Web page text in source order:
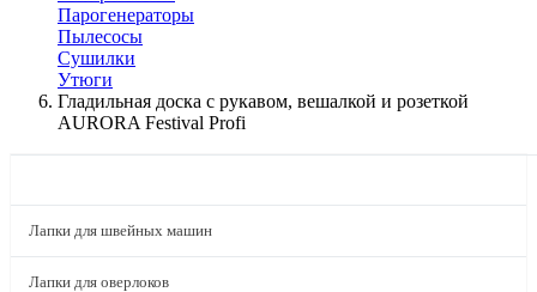
Парогенераторы
Пылесосы
Сушилки
Утюги
Гладильная доска с рукавом, вешалкой и розеткой
AURORA Festival Profi
Лапки для швейных машин
Лапки для оверлоков